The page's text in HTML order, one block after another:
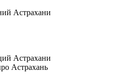
Астрахани
Астрахани
Астрахань